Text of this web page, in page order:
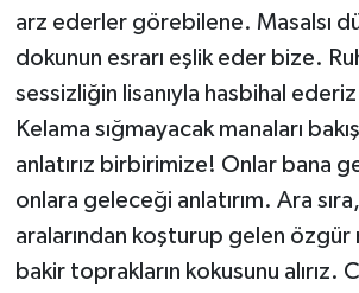
arz ederler görebilene. Masalsı
dokunun esrarı eşlik eder bize.
sessizliğin lisanıyla hasbihal ederiz
Kelama sığmayacak manaları
anlatırız birbirimize! Onlar bana
onlara geleceği anlatırım. Ara
aralarından koşturup gelen
bakir toprakların kokusunu alırız.